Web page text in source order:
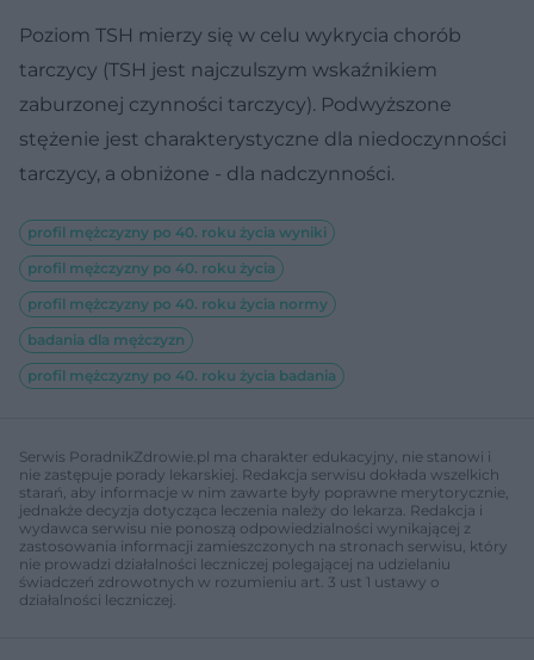
Poziom TSH mierzy się w celu wykrycia chorób
tarczycy (TSH jest najczulszym wskaźnikiem
zaburzonej czynności tarczycy). Podwyższone
stężenie jest charakterystyczne dla niedoczynności
tarczycy, a obniżone - dla nadczynności.
profil mężczyzny po 40. roku życia wyniki
profil mężczyzny po 40. roku życia
profil mężczyzny po 40. roku życia normy
badania dla mężczyzn
profil mężczyzny po 40. roku życia badania
Serwis PoradnikZdrowie.pl ma charakter edukacyjny, nie stanowi i
nie zastępuje porady lekarskiej. Redakcja serwisu dokłada wszelkich
starań, aby informacje w nim zawarte były poprawne merytorycznie,
jednakże decyzja dotycząca leczenia należy do lekarza. Redakcja i
wydawca serwisu nie ponoszą odpowiedzialności wynikającej z
zastosowania informacji zamieszczonych na stronach serwisu, który
nie prowadzi działalności leczniczej polegającej na udzielaniu
świadczeń zdrowotnych w rozumieniu art. 3 ust 1 ustawy o
działalności leczniczej.